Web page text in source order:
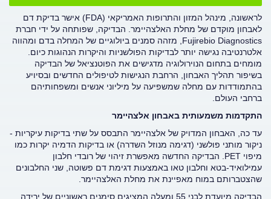
לראשונה, מינהל המזון והתרופות האמריקאי (FDA) אישר בדיקת דם
לאבחון מוקדם של מחלת האלצהיימר. הבדיקה, שפותחה על ידי חברת
Fujirebio Diagnostics , מזהה סמנים ביולוגיים של המחלה בדם ומהווה
אלטרנטיבה נגישה יותר לבדיקות הפולשניות והיקרות הנהוגות כיום.
מומחים בתחום הנוירולוגיה מדגישים את הפוטנציאל של הבדיקה
בשיפור תהליך האבחון, הרחבת הנגישות לטיפולים החדשים ובסיויע
בהתמודדות עם מחלה שמשפיעה על מיליוני אנשים ומשפחותיהם
ברחבי העולם.
התקדמות משמעותית באבחון אלצהיימר
עד כה, האבחון המדויק של אלצהיימר התבסס על שתי בדיקות עיקריות -
ניקור מותני פולשני (דגימה מנוזל השדרה) או בדיקות הדמיה יקרות כמו
מיפוי PET . הבדיקה החדשה מאפשרת זיהוי של רובדי חלבון
עמילואיד-בטא וחלבון טאו באמצעות דגימת דם פשוטה, שני החלבונים
שהצטברותם במוח מאפיינת את מחלת האלצהיימר.
הבדיקה מיועדת לבני 55 ומעלה המציגים סימנים ראשוניים של ירידה